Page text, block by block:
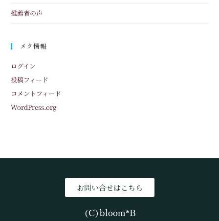
推薦者の声
メタ情報
ログイン
投稿フィード
コメントフィード
WordPress.org
お問い合せはこちら
(C)bloom*B